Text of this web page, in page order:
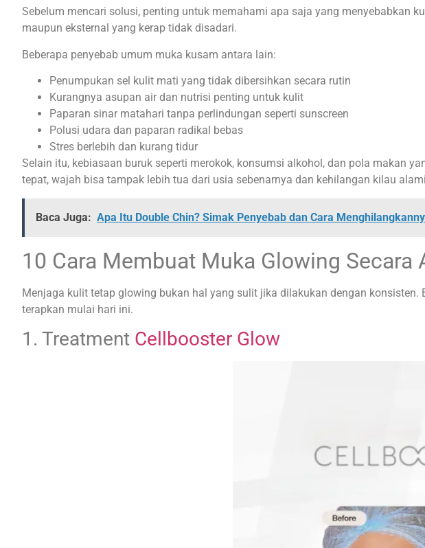
Sebelum mencari solusi, penting untuk memahami apa saja yang menyebabkan
maupun eksternal yang kerap tidak disadari.
Beberapa penyebab umum muka kusam antara lain:
Penumpukan sel kulit mati yang tidak dibersihkan secara rutin
Kurangnya asupan air dan nutrisi penting untuk kulit
Paparan sinar matahari tanpa perlindungan seperti sunscreen
Polusi udara dan paparan radikal bebas
Stres berlebih dan kurang tidur
Selain itu, kebiasaan buruk seperti merokok, konsumsi alkohol, dan pola makan
tepat, wajah bisa tampak lebih tua dari usia sebenarnya dan kehilangan kilau
Baca Juga: Apa Itu Double Chin? Simak Penyebab dan Cara
10 Cara Membuat Muka Glowing Secara
Menjaga kulit tetap glowing bukan hal yang sulit jika dilakukan dengan
terapkan mulai hari ini.
1. Treatment Cellbooster Glow